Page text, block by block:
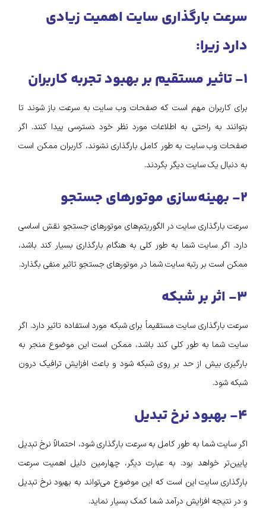
سرعت بارگذاری سایت اهمیت زیادی
دارد زیرا:
۱- تاثیر مستقیم بر بهبود تجربه کاربران
برای کاربران مهم است که صفحات وب سایت به سرعت باز شوند تا
بتوانند به راحتی به اطلاعات مورد نظر خود دسترسی پیدا کنند. اگر
صفحات وب سایت به طور کامل بارگذاری نشوند، کاربران ممکن است
به دنبال یک سایت دیگر بگردند.
۲- بهینه‌سازی موتورهای جستجو
سرعت بارگذاری سایت در الگوریتم‌های موتورهای جستجو نقش اساسی
دارد. اگر سایت شما به طور کلی به هنگام بارگذاری بسیار کند باشد،
ممکن است بر رتبه سایت شما در موتورهای جستجو تاثیر منفی بگذارد.
۳- اثر بر شبکه
سرعت بارگذاری سایت مستقیماً برای شبکه مورد استفاده تاثیر دارد. اگر
سایت شما به طور کلی کند باشد، ممکن است این موضوع منجر به
بارگیری بیش از حد بر روی شبکه شود و باعث افزایش ترافیک درون
شبکه شود.
۴- بهبود نرخ تبدیل
اگر سایت شما به طور کامل به سرعت بارگذاری شود، احتمالاً نرخ تبدیل
پایین‌تر خواهد بود. به عبارت دیگر، چهارمین دلیل اهمیت سرعت
بارگذاری سایت این است که این موضوع می‌تواند به بهبود نرخ تبدیل
و در نتیجه افزایش درآمد شما کمک بسیار نماید.